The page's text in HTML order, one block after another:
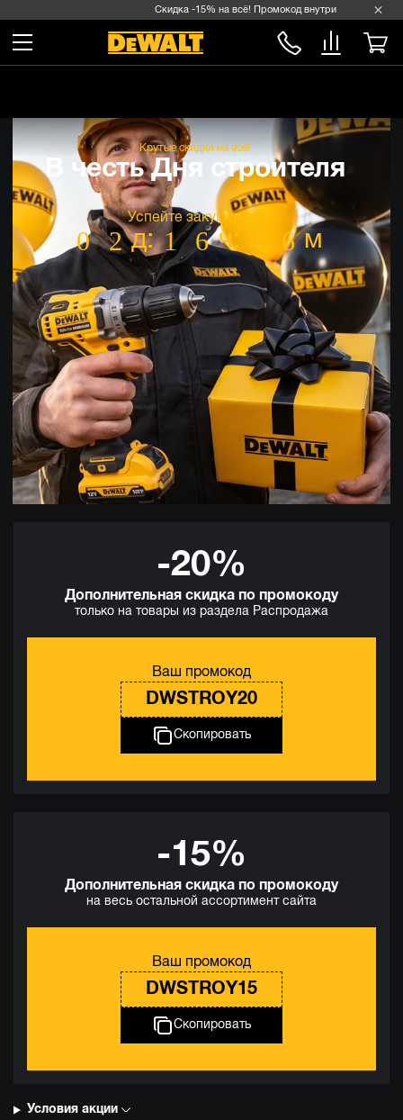
Скидка -15% на всё! Промокод внутри →
В честь Дня строителя
Крутые скидки на всё!
0 2 : 1 6 : 6
-20%
Дополнительная скидка по промокоду
только на товары из раздела Распродажа
Ваш промокод
DWSTROY20
Скопировать
-15%
Дополнительная скидка по промокоду
на весь остальной ассортимент сайта
Ваш промокод
DWSTROY15
Скопировать
Условия акции